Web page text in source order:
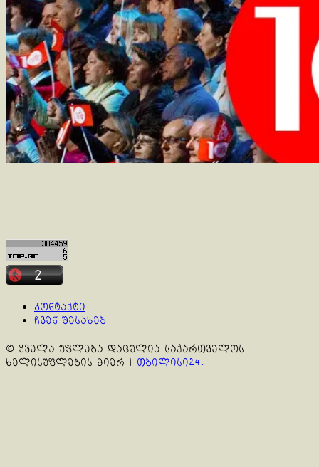
კონტაქტი
ჩვენ შესახებ
© ყველა უფლება დაცულია საქართველოს
ხელისუფლების მიერ | თბილისი24.